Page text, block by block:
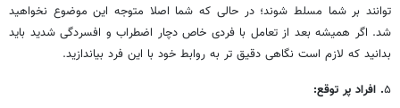
‎توانند بر شما مسلط شوند؛ در حالی که شما اصلا متوجه این موضوع نخواهید
شد. اگر همیشه بعد از تعامل با فردی خاص دچار اضطراب و افسردگی شدید باید
بدانید که لازم است نگاهی دقیق تر به روابط خود با این فرد بیاندازید.
۵. افراد پر توقع: